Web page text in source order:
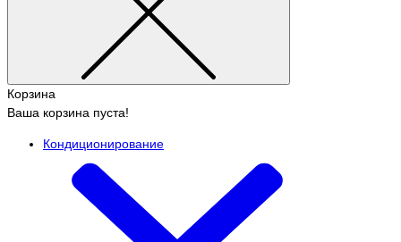
Корзина
Ваша корзина пуста!
Кондиционирование